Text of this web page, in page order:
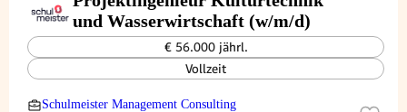
und Wasserwirtschaft (w/m/d)
€ 56.000 jährl.
Vollzeit
Schulmeister Management Consulting